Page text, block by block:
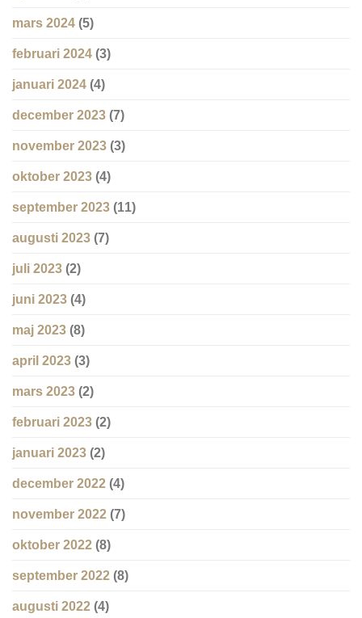
mars 2024 (5)
februari 2024 (3)
januari 2024 (4)
december 2023 (7)
november 2023 (3)
oktober 2023 (4)
september 2023 (11)
augusti 2023 (7)
juli 2023 (2)
juni 2023 (4)
maj 2023 (8)
april 2023 (3)
mars 2023 (2)
februari 2023 (2)
januari 2023 (2)
december 2022 (4)
november 2022 (7)
oktober 2022 (8)
september 2022 (8)
augusti 2022 (4)